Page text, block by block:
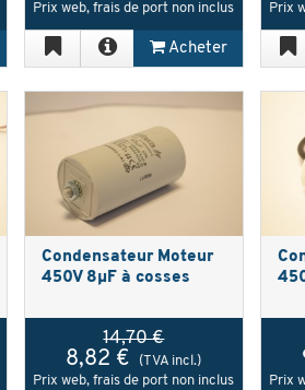
Prix web, frais de port non inclus
Acheter
Prix
Condensateur Moteur
450V 8µF à cosses
14,70 €
8,82 €
(TVA incl.)
Prix web, frais de port non inclus
Prix